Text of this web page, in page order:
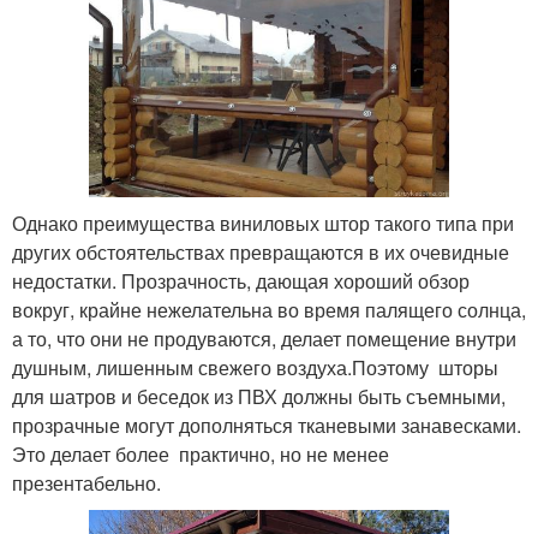
Однако преимущества виниловых штор такого типа при
других обстоятельствах превращаются в их очевидные
недостатки. Прозрачность, дающая хороший обзор
вокруг, крайне нежелательна во время палящего солнца,
а то, что они не продуваются, делает помещение внутри
душным, лишенным свежего воздуха.Поэтому шторы
для шатров и беседок из ПВХ должны быть съемными,
прозрачные могут дополняться тканевыми занавесками.
Это делает более практично, но не менее
презентабельно.